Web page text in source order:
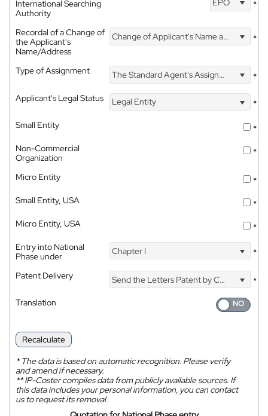
International Searching
Authority
EPO *
Recordal of a Change of
the Applicant's
Name/Address
Change of Applicant's Name and Address *
Type of Assignment The Standard Agent's Assignment
*
Applicant's Legal Status
Legal Entity
*
Small Entity
*
Non-Commercial
Organization
*
Micro Entity
*
Small Entity, USA
*
Micro Entity, USA
*
Entry into National
Phase under
Chapter I *
Patent Delivery Send the Letters Patent by Courier
*
Translation
Recalculate
*The data is based on automatic recognition. Please verify
and amend if necessary.
**IP-Coster compiles data from publicly available sources. If
this data includes your personal information, you can contact
us to request its removal.